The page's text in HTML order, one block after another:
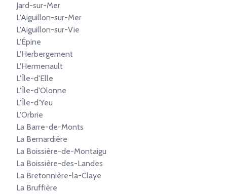
Jard-sur-Mer
L'Aiguillon-sur-Mer
L'Aiguillon-sur-Vie
L'Épine
L'Herbergement
L'Hermenault
L'Île-d'Elle
L'Île-d'Olonne
L'Île-d'Yeu
L'Orbrie
La Barre-de-Monts
La Bernardière
La Boissière-de-Montaigu
La Boissière-des-Landes
La Bretonnière-la-Claye
La Bruffière